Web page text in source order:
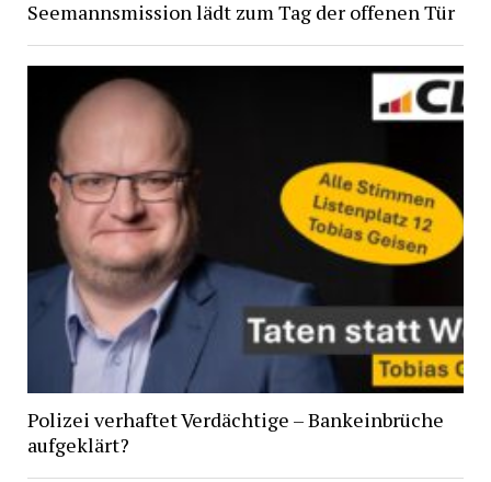
Seemannsmission lädt zum Tag der offenen Tür
Polizei verhaftet Verdächtige – Bankeinbrüche
aufgeklärt?